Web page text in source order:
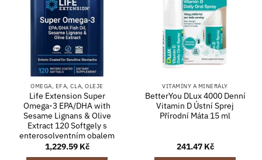
OMEGA, EFA, CLA, OLEJE
Life Extension Super
Omega-3 EPA/DHA with
Sesame Lignans & Olive
Extract 120 Softgely s
enterosolventním obalem
1,229.59 Kč
VITAMÍNY A MINERÁLY
BetterYou DLux 4000 Denní
Vitamin D Ústní Sprej
Přírodní Máta 15 ml
241.47 Kč